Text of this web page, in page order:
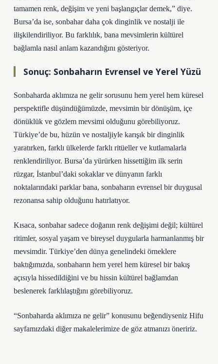
tamamen renk, değişim ve yeni başlangıçlar demek,” diye.
Bursa’da ise, sonbahar daha çok dinginlik ve nostalji ile
ilişkilendiriliyor. Bu farklılık, bana mevsimlerin kültürel
bağlamla nasıl anlam kazandığını gösteriyor.
Sonuç: Sonbaharın Evrensel ve Yerel Yüzü
Sonbaharda aklımıza ne gelir sorusunu hem yerel hem küresel
perspektifle düşündüğümüzde, mevsimin bir dönüşüm, içe
dönüklük ve gözlem mevsimi olduğunu görebiliyoruz.
Türkiye’de bu, hüzün ve nostaljiyle karışık bir dinginlik
yaratırken, farklı ülkelerde farklı ritüeller ve kutlamalarla
renklendiriliyor. Bursa’da yürürken hissettiğim ilk serin
rüzgar, İstanbul’daki sokaklar ve dünyanın farklı
noktalarındaki parklar bana, sonbaharın evrensel bir duygusal
rezonansa sahip olduğunu hatırlatıyor.
Kısaca, sonbahar sadece doğanın renk değişimi değil; kültürel
ritimler, sosyal yaşam ve bireysel duygularla harmanlanmış bir
mevsimdir. Türkiye’den dünya genelindeki örneklere
baktığımızda, sonbaharın hem yerel hem küresel bir bakış
açısıyla hissedildiğini ve bu hissin kültürel bağlamdan
beslenerek farklılaştığını görebiliyoruz.
“Sonbaharda aklımıza ne gelir” konusunu beğendiyseniz Hifu
sayfamızdaki diğer makalelerimize de göz atmanızı öneririz.